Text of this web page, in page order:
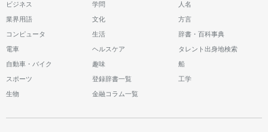
ビジネス 学問 人名
業界用語 文化 方言
コンピュータ 生活 辞書・百科事典
電車 ヘルスケア タレント出身地検索
自動車・バイク 趣味 船
スポーツ 登録辞書一覧 工学
生物 金融コラム一覧